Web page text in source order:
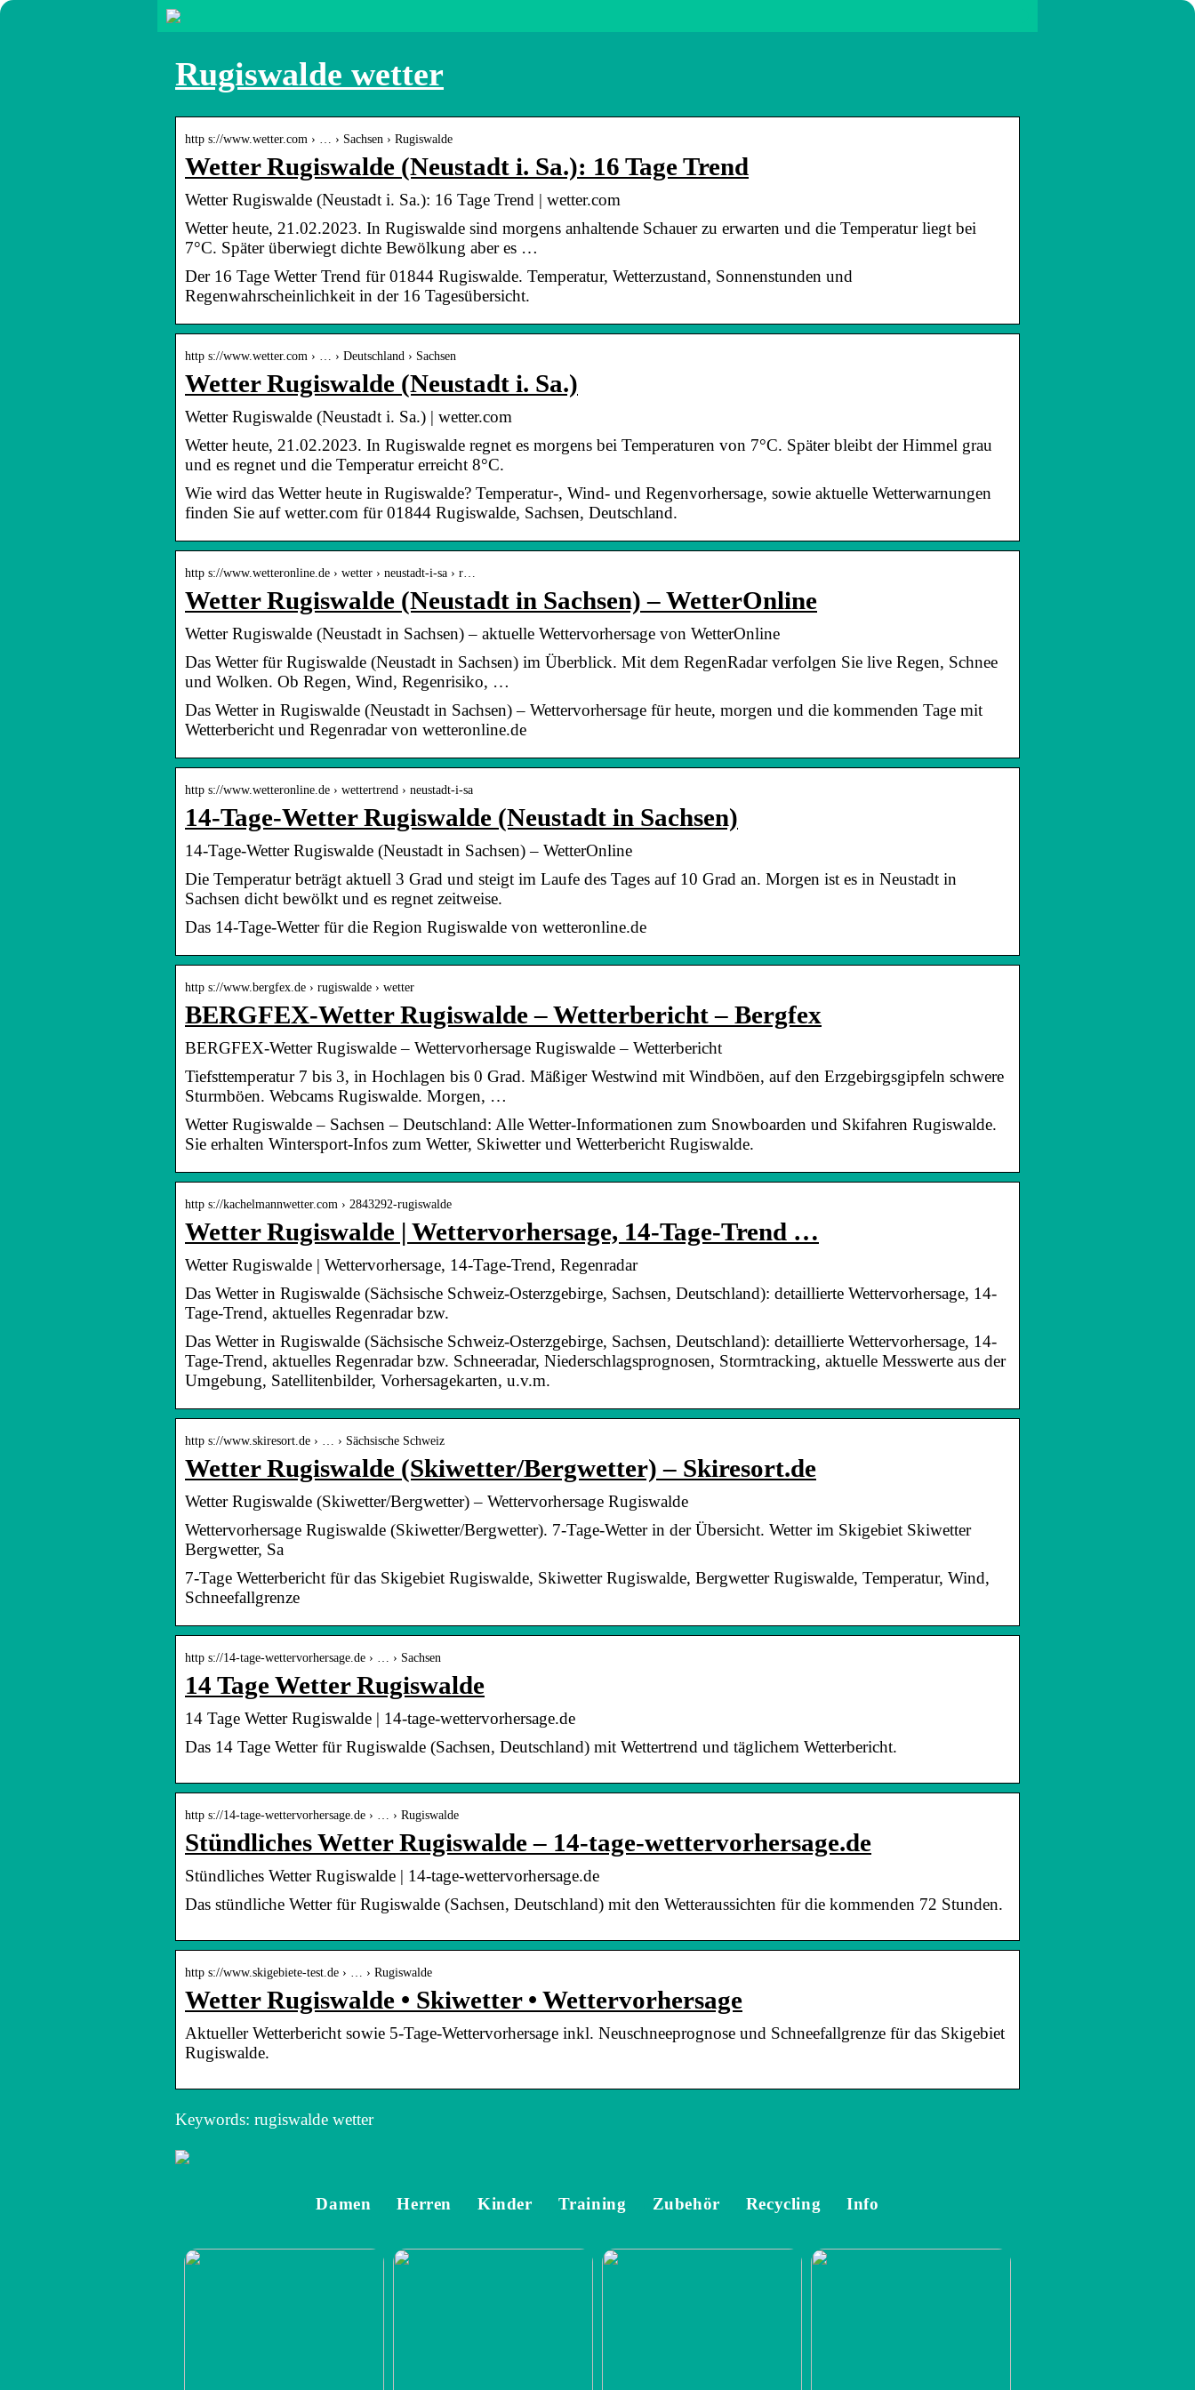
Rugiswalde wetter
http s://www.wetter.com › … › Sachsen › Rugiswalde
Wetter Rugiswalde (Neustadt i. Sa.): 16 Tage Trend
Wetter Rugiswalde (Neustadt i. Sa.): 16 Tage Trend | wetter.com
Wetter heute, 21.02.2023. In Rugiswalde sind morgens anhaltende Schauer zu erwarten und die Temperatur liegt bei
7°C. Später überwiegt dichte Bewölkung aber es …
Der 16 Tage Wetter Trend für 01844 Rugiswalde. Temperatur, Wetterzustand, Sonnenstunden und
Regenwahrscheinlichkeit in der 16 Tagesübersicht.
http s://www.wetter.com › … › Deutschland › Sachsen
Wetter Rugiswalde (Neustadt i. Sa.)
Wetter Rugiswalde (Neustadt i. Sa.) | wetter.com
Wetter heute, 21.02.2023. In Rugiswalde regnet es morgens bei Temperaturen von 7°C. Später bleibt der Himmel grau
und es regnet und die Temperatur erreicht 8°C.
Wie wird das Wetter heute in Rugiswalde? Temperatur-, Wind- und Regenvorhersage, sowie aktuelle Wetterwarnungen
finden Sie auf wetter.com für 01844 Rugiswalde, Sachsen, Deutschland.
http s://www.wetteronline.de › wetter › neustadt-i-sa › r…
Wetter Rugiswalde (Neustadt in Sachsen) – WetterOnline
Wetter Rugiswalde (Neustadt in Sachsen) – aktuelle Wettervorhersage von WetterOnline
Das Wetter für Rugiswalde (Neustadt in Sachsen) im Überblick. Mit dem RegenRadar verfolgen Sie live Regen, Schnee
und Wolken. Ob Regen, Wind, Regenrisiko, …
Das Wetter in Rugiswalde (Neustadt in Sachsen) – Wettervorhersage für heute, morgen und die kommenden Tage mit
Wetterbericht und Regenradar von wetteronline.de
http s://www.wetteronline.de › wettertrend › neustadt-i-sa
14-Tage-Wetter Rugiswalde (Neustadt in Sachsen)
14-Tage-Wetter Rugiswalde (Neustadt in Sachsen) – WetterOnline
Die Temperatur beträgt aktuell 3 Grad und steigt im Laufe des Tages auf 10 Grad an. Morgen ist es in Neustadt in
Sachsen dicht bewölkt und es regnet zeitweise.
Das 14-Tage-Wetter für die Region Rugiswalde von wetteronline.de
http s://www.bergfex.de › rugiswalde › wetter
BERGFEX-Wetter Rugiswalde – Wetterbericht – Bergfex
BERGFEX-Wetter Rugiswalde – Wettervorhersage Rugiswalde – Wetterbericht
Tiefsttemperatur 7 bis 3, in Hochlagen bis 0 Grad. Mäßiger Westwind mit Windböen, auf den Erzgebirgsgipfeln schwere
Sturmböen. Webcams Rugiswalde. Morgen, …
Wetter Rugiswalde – Sachsen – Deutschland: Alle Wetter-Informationen zum Snowboarden und Skifahren Rugiswalde.
Sie erhalten Wintersport-Infos zum Wetter, Skiwetter und Wetterbericht Rugiswalde.
http s://kachelmannwetter.com › 2843292-rugiswalde
Wetter Rugiswalde | Wettervorhersage, 14-Tage-Trend …
Wetter Rugiswalde | Wettervorhersage, 14-Tage-Trend, Regenradar
Das Wetter in Rugiswalde (Sächsische Schweiz-Osterzgebirge, Sachsen, Deutschland): detaillierte Wettervorhersage, 14-
Tage-Trend, aktuelles Regenradar bzw.
Das Wetter in Rugiswalde (Sächsische Schweiz-Osterzgebirge, Sachsen, Deutschland): detaillierte Wettervorhersage, 14-
Tage-Trend, aktuelles Regenradar bzw. Schneeradar, Niederschlagsprognosen, Stormtracking, aktuelle Messwerte aus der
Umgebung, Satellitenbilder, Vorhersagekarten, u.v.m.
http s://www.skiresort.de › … › Sächsische Schweiz
Wetter Rugiswalde (Skiwetter/Bergwetter) – Skiresort.de
Wetter Rugiswalde (Skiwetter/Bergwetter) – Wettervorhersage Rugiswalde
Wettervorhersage Rugiswalde (Skiwetter/Bergwetter). 7-Tage-Wetter in der Übersicht. Wetter im Skigebiet Skiwetter
Bergwetter, Sa
7-Tage Wetterbericht für das Skigebiet Rugiswalde, Skiwetter Rugiswalde, Bergwetter Rugiswalde, Temperatur, Wind,
Schneefallgrenze
http s://14-tage-wettervorhersage.de › … › Sachsen
14 Tage Wetter Rugiswalde
14 Tage Wetter Rugiswalde | 14-tage-wettervorhersage.de
Das 14 Tage Wetter für Rugiswalde (Sachsen, Deutschland) mit Wettertrend und täglichem Wetterbericht.
http s://14-tage-wettervorhersage.de › … › Rugiswalde
Stündliches Wetter Rugiswalde – 14-tage-wettervorhersage.de
Stündliches Wetter Rugiswalde | 14-tage-wettervorhersage.de
Das stündliche Wetter für Rugiswalde (Sachsen, Deutschland) mit den Wetteraussichten für die kommenden 72 Stunden.
http s://www.skigebiete-test.de › … › Rugiswalde
Wetter Rugiswalde • Skiwetter • Wettervorhersage
Aktueller Wetterbericht sowie 5-Tage-Wettervorhersage inkl. Neuschneeprognose und Schneefallgrenze für das Skigebiet
Rugiswalde.
Keywords: rugiswalde wetter
Damen Herren Kinder Training Zubehör Recycling Info